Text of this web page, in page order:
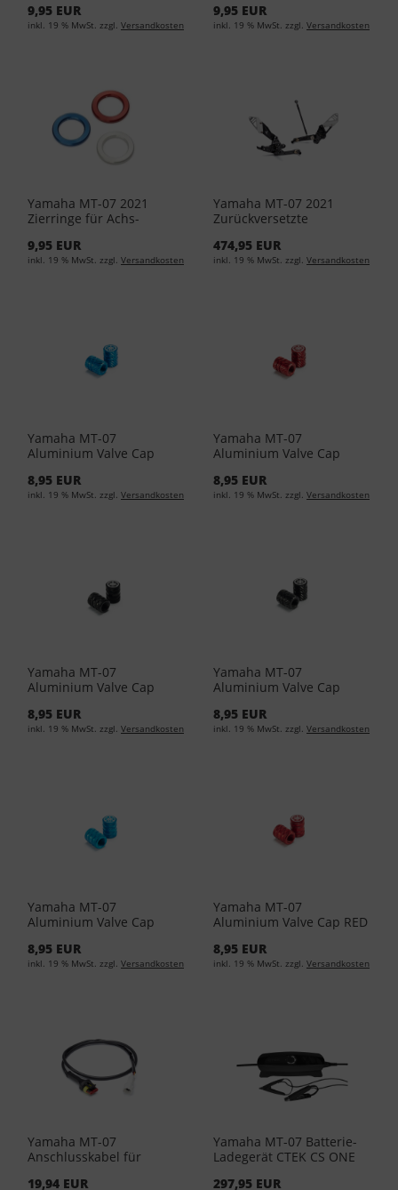
FCRNG-00-00
9,95 EUR
inkl. 19 % MwSt. zzgl. Versandkosten
00-02
9,95 EUR
inkl. 19 % MwSt. zzgl. Versandkosten
Yamaha MT-07 2021
Zierringe für Achs-
FCRNG-00-01
9,95 EUR
inkl. 19 % MwSt. zzgl. Versandkosten
Yamaha MT-07 2021
Zurückversetzte
00
474,95 EUR
inkl. 19 % MwSt. zzgl. Versandkosten
Yamaha MT-07
Aluminium Valve Cap
8,95 EUR
inkl. 19 % MwSt. zzgl. Versandkosten
Yamaha MT-07
Aluminium Valve Cap
8,95 EUR
inkl. 19 % MwSt. zzgl. Versandkosten
Yamaha MT-07
Aluminium Valve Cap
8,95 EUR
inkl. 19 % MwSt. zzgl. Versandkosten
Yamaha MT-07
Aluminium Valve Cap
8,95 EUR
inkl. 19 % MwSt. zzgl. Versandkosten
Yamaha MT-07
Aluminium Valve Cap
8,95 EUR
inkl. 19 % MwSt. zzgl. Versandkosten
Yamaha MT-07
Aluminium Valve Cap RED
8,95 EUR
inkl. 19 % MwSt. zzgl. Versandkosten
Yamaha MT-07
Anschlusskabel für
19,94 EUR
Yamaha MT-07 Batterie-
Ladegerät CTEK CS ONE
297,95 EUR